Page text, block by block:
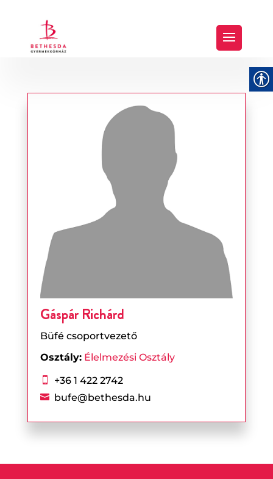
Gáspár Richárd
Büfé csoportvezető
Osztály: Élelmezési Osztály
 +36 1 422 2742
 bufe@bethesda.hu